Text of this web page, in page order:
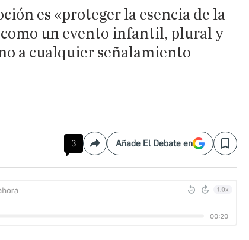
es «proteger la esencia de la
como un evento infantil, plural y
a cualquier señalamiento
3 CompartirAñade El Debate en Save